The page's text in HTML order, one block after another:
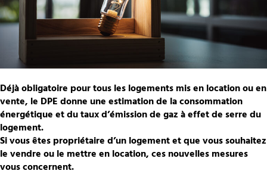
Déjà obligatoire pour tous les logements mis en location ou en
vente, le DPE donne une estimation de la consommation
énergétique et du taux d’émission de gaz à effet de serre du
logement.
Si vous êtes propriétaire d’un logement et que vous souhaitez
le vendre ou le mettre en location, ces nouvelles mesures
vous concernent.